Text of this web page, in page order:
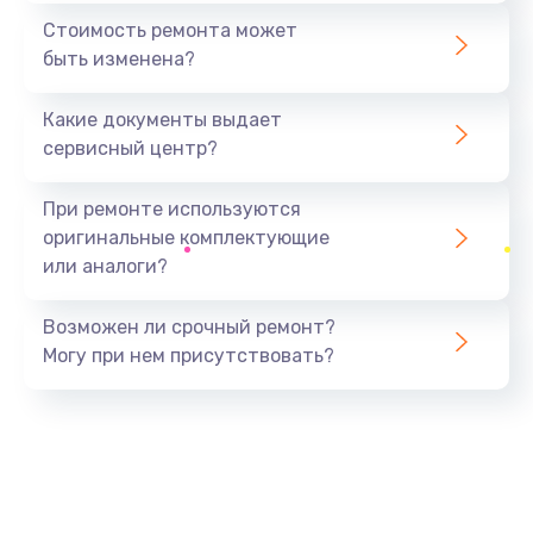
1440 руб.
Ремонт южного моста
Замена батарейки BIOS
Заказать
Стоимость ремонта может
быть изменена?
Какие документы выдает
сервисный центр?
При ремонте используются
оригинальные комплектующие
или аналоги?
Возможен ли срочный ремонт?
Могу при нем присутствовать?